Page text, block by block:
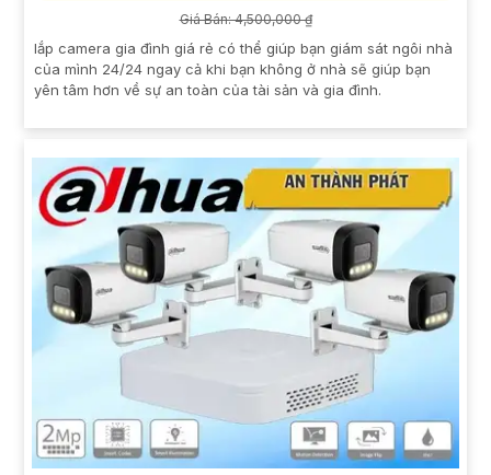
Giá Bán: 4,500,000 ₫
lắp camera gia đình giá rẻ có thể giúp bạn giám sát ngôi nhà
của mình 24/24 ngay cả khi bạn không ở nhà sẽ giúp bạn
yên tâm hơn về sự an toàn của tài sản và gia đình.